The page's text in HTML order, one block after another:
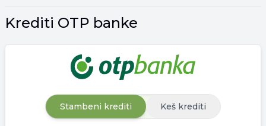
Krediti OTP banke
Stambeni krediti Keš krediti